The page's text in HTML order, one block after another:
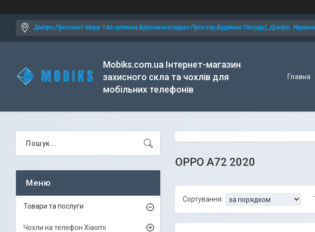
Дніпро,Проспект Миру 14А зупинка Брусничка(зараз Простор,Будинок Посуду), Дніпро, Україна
Mobiks.com.ua Інтернет-магазин
захисного скла та чохлів для
мобільних телефонів
Главна
OPPO A72 2020
Товари та послуги
Чохли на телефон Xiaomi